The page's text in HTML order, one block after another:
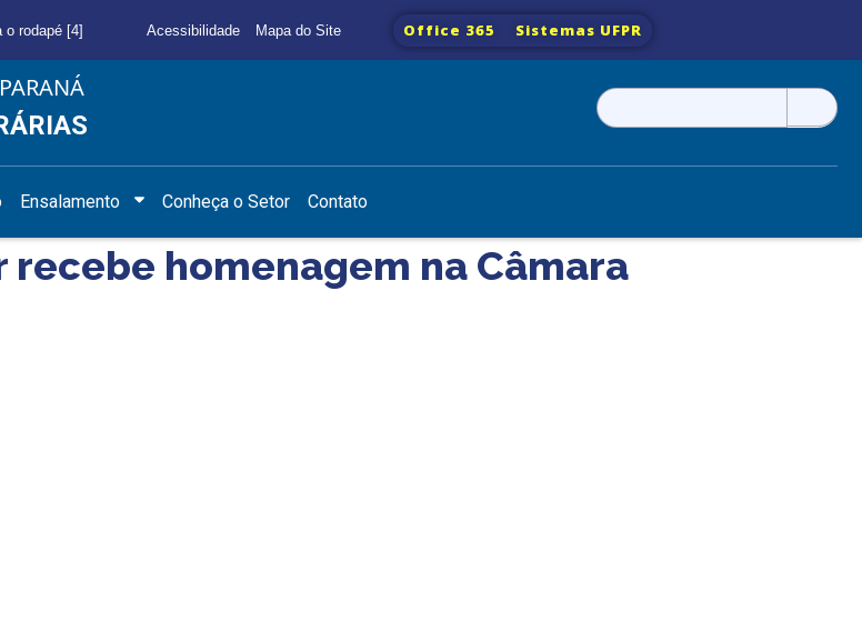
o rodapé [4] Acessibilidade Mapa do Site Office 365 Sistemas UFPR
Pesquisar
por:
Ensalamento Conheça o Setor Contato
homenagem na Câmara